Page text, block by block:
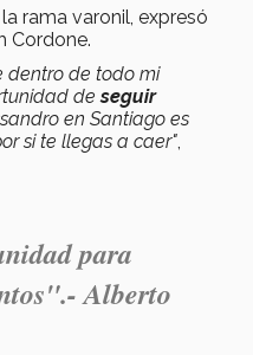
rama varonil, expresó
Cordone.
dentro de todo mi
deseguir
en Santiago es
si te llegas a caer"
para
Alberto